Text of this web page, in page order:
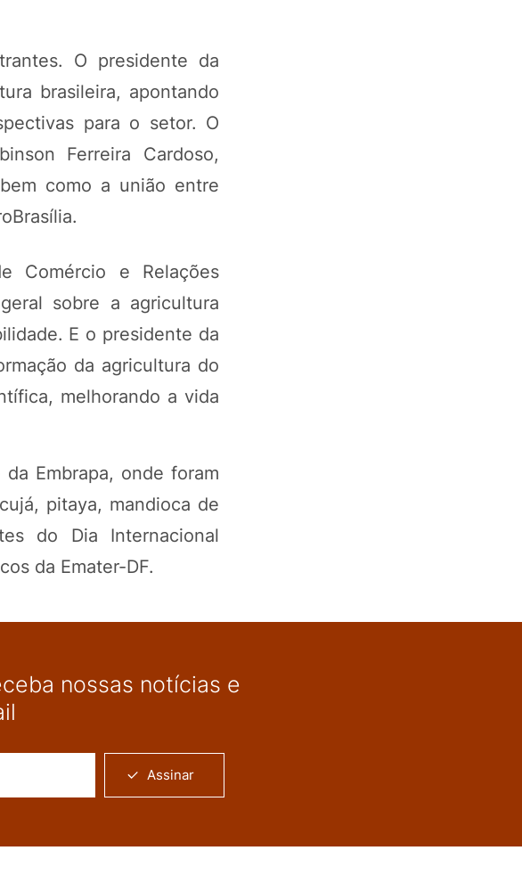
O presidente da
brasileira, apontando
para o setor. O
Ferreira Cardoso,
como a união entre
Comércio e Relações
sobre a agricultura
E o presidente da
da agricultura do
melhorando a vida
Embrapa, onde foram
pitaya, mandioca de
do Dia Internacional
da Emater-DF.
nossas notícias e
Assinar